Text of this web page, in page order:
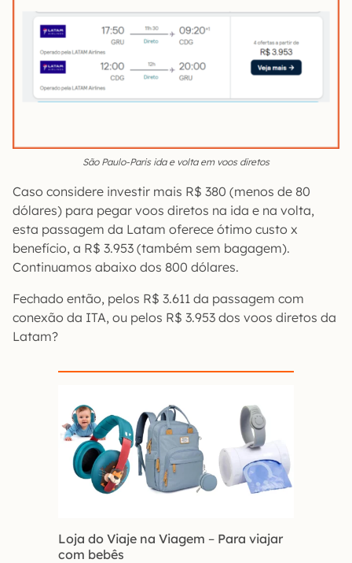
São Paulo-Paris ida e volta em voos diretos
Caso considere investir mais R$ 380 (menos de 80
dólares) para pegar voos diretos na ida e na volta,
esta passagem da Latam oferece ótimo custo x
benefício, a R$ 3.953 (também sem bagagem).
Continuamos abaixo dos 800 dólares.
Fechado então, pelos R$ 3.611 da passagem com
conexão da ITA, ou pelos R$ 3.953 dos voos diretos da
Latam?
Loja do Viaje na Viagem – Para viajar
com bebês